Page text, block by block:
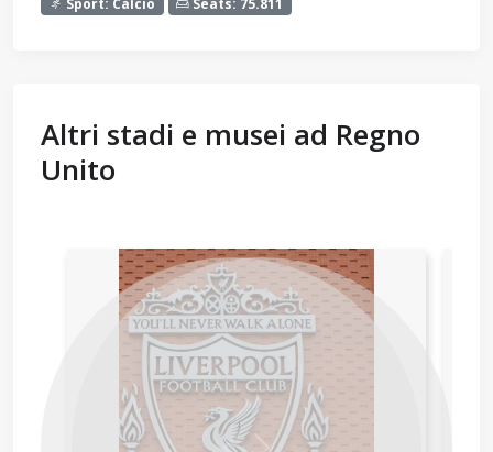
Sport: Calcio Seats: 75.811
Altri stadi e musei ad Regno
Unito